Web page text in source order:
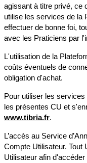
agissant à titre privé, ce
utilise les services de la
effectuer de bonne foi,
avec les Praticiens par
L'utilisation de la
coûts éventuels de
obligation d'achat.
Pour utiliser les
les présentes CU et
www.tibria.fr.
L’accès au Service
Compte Utilisateur. Tout
Utilisateur afin